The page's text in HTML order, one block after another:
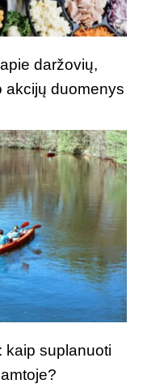
daržovių,
akcijų duomenys
kaip suplanuoti